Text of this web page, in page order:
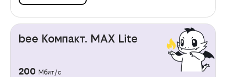
bee Компакт. MAX Lite
200 Мбит/с